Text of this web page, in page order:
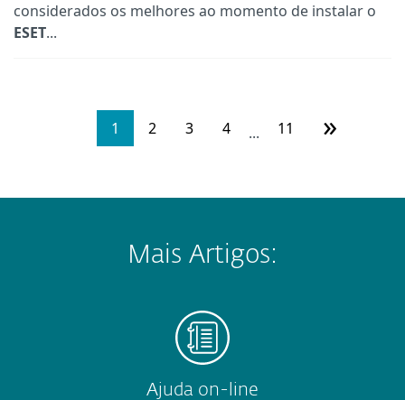
considerados os melhores ao momento de instalar o
ESET...
1 2 3 4 ... 11 »
Mais Artigos:
Ajuda on-line